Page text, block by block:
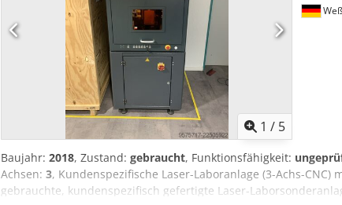
1 / 5
Baujahr: 2018, Zustand: gebraucht, Funktionsfähigkeit:
Achsen: 3, Kundenspezifische Laser-Laboranlage (3-Achs-
gebrauchte, kundenspezifisch gefertigte Laser-